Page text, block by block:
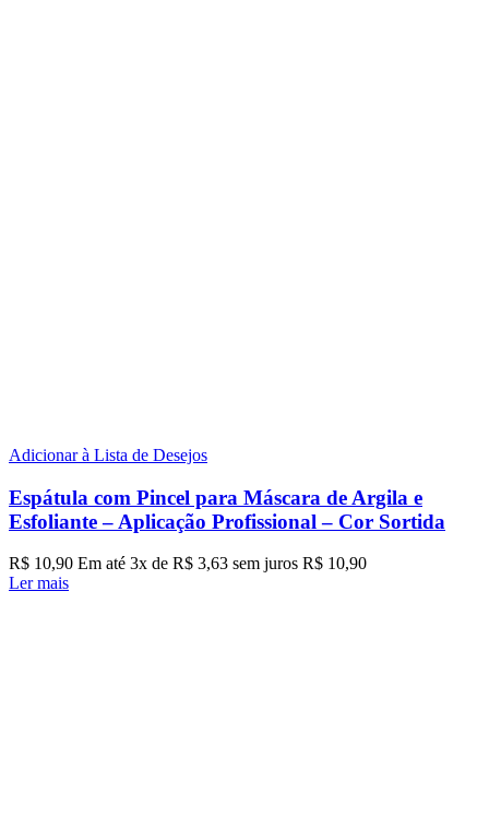
Adicionar à Lista de Desejos
Espátula com Pincel para Máscara de Argila e
Esfoliante – Aplicação Profissional – Cor Sortida
R$ 10,90 Em até 3x de R$ 3,63 sem juros R$ 10,90
Ler mais